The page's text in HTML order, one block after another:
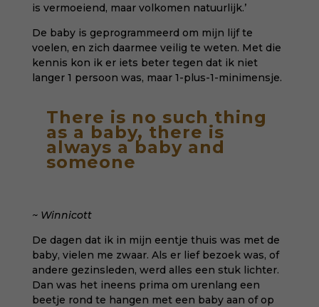
is vermoeiend, maar volkomen natuurlijk.’
De baby is geprogrammeerd om mijn lijf te
voelen, en zich daarmee veilig te weten. Met die
kennis kon ik er iets beter tegen dat ik niet
langer 1 persoon was, maar 1-plus-1-minimensje.
There is no such thing
as a baby, there is
always a baby and
someone
~ Winnicott
De dagen dat ik in mijn eentje thuis was met de
baby, vielen me zwaar. Als er lief bezoek was, of
andere gezinsleden, werd alles een stuk lichter.
Dan was het ineens prima om urenlang een
beetje rond te hangen met een baby aan of op